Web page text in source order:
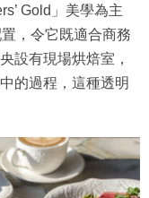
Gold」美學為主
，令它既適合商務
設有現場烘焙室，
的過程，這種透明